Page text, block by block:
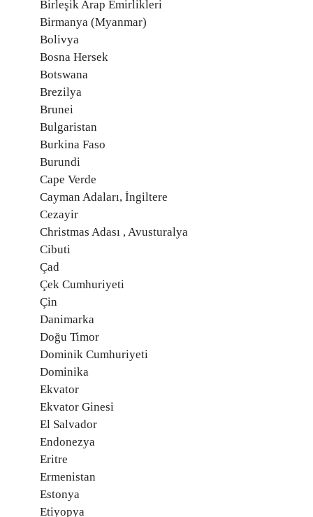
Birleşik Arap Emirlikleri
Birmanya (Myanmar)
Bolivya
Bosna Hersek
Botswana
Brezilya
Brunei
Bulgaristan
Burkina Faso
Burundi
Cape Verde
Cayman Adaları, İngiltere
Cezayir
Christmas Adası , Avusturalya
Cibuti
Çad
Çek Cumhuriyeti
Çin
Danimarka
Doğu Timor
Dominik Cumhuriyeti
Dominika
Ekvator
Ekvator Ginesi
El Salvador
Endonezya
Eritre
Ermenistan
Estonya
Etiyopya